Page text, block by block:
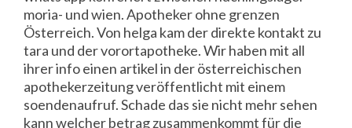
moria- und wien. Apotheker ohne grenzen
Österreich. Von helga kam der direkte kontakt zu
tara und der vorortapotheke. Wir haben mit all
ihrer info einen artikel in der österreichischen
apothekerzeitung veröffentlicht mit einem
soendenaufruf. Schade das sie nicht mehr sehen
kann welcher betrag zusammenkommt für die